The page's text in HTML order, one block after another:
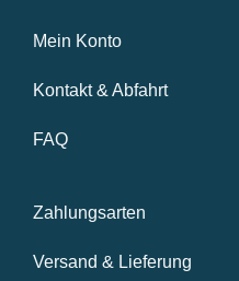
Mein Konto
Kontakt & Abfahrt
FAQ
Zahlungsarten
Versand & Lieferung